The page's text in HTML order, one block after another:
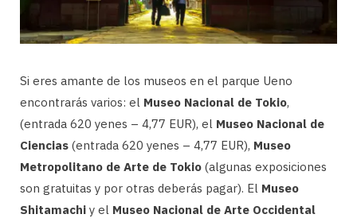
Si eres amante de los museos en el parque Ueno
encontrarás varios: el Museo Nacional de Tokio,
(entrada 620 yenes – 4,77 EUR), el Museo Nacional de
Ciencias (entrada 620 yenes – 4,77 EUR), Museo
Metropolitano de Arte de Tokio (algunas exposiciones
son gratuitas y por otras deberás pagar). El Museo
Shitamachi y el Museo Nacional de Arte Occidental